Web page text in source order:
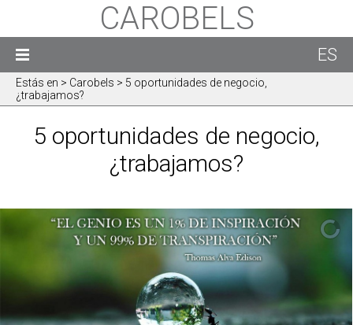
CAROBELS
ES
Estás en > Carobels > 5 oportunidades de negocio,
¿trabajamos?
5 oportunidades de negocio,
¿trabajamos?